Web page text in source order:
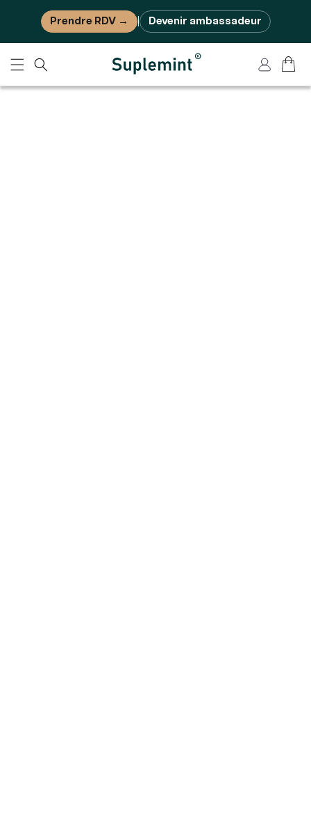
Ignorer et passer au contenu
Prendre RDV → | Devenir ambassadeur
Panier